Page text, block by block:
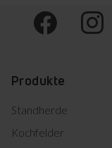
Produkte
Standherde
Kochfelder